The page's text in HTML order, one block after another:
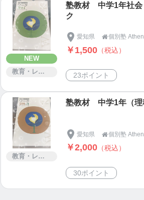
NEW
教育・レッスン・講習
塾教材 中学1年社会
ク
愛知県 個別塾
￥1,500 （税込）
23ポイント
教育・レッスン・講習
塾教材 中学1年（理
愛知県 個別塾
￥2,000 （税込）
30ポイント